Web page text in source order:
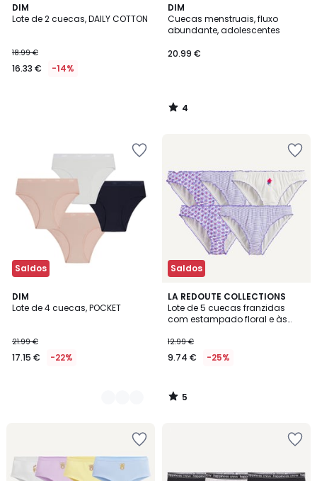
DIM
Lote de 2 cuecas, DAILY COTTON
18.99 €
16.33 € -14%
DIM
Cuecas menstruais, fluxo
abundante, adolescentes
20.99 €
4
/
5
4
/
Saldos
DIM
Lote de 4 cuecas, POCKET
21.99 €
17.15 € -22%
2
Cores
Saldos
LA REDOUTE COLLECTIONS
Lote de 5 cuecas franzidas
com estampado floral e às
12.99 €
9.74 € -25%
5
/
5
5
/